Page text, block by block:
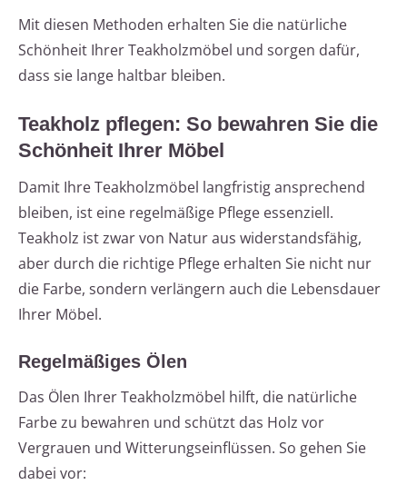
Mit diesen Methoden erhalten Sie die natürliche
Schönheit Ihrer Teakholzmöbel und sorgen dafür,
dass sie lange haltbar bleiben.
Teakholz pflegen: So bewahren Sie die
Schönheit Ihrer Möbel
Damit Ihre Teakholzmöbel langfristig ansprechend
bleiben, ist eine regelmäßige Pflege essenziell.
Teakholz ist zwar von Natur aus widerstandsfähig,
aber durch die richtige Pflege erhalten Sie nicht nur
die Farbe, sondern verlängern auch die Lebensdauer
Ihrer Möbel.
Regelmäßiges Ölen
Das Ölen Ihrer Teakholzmöbel hilft, die natürliche
Farbe zu bewahren und schützt das Holz vor
Vergrauen und Witterungseinflüssen. So gehen Sie
dabei vor: